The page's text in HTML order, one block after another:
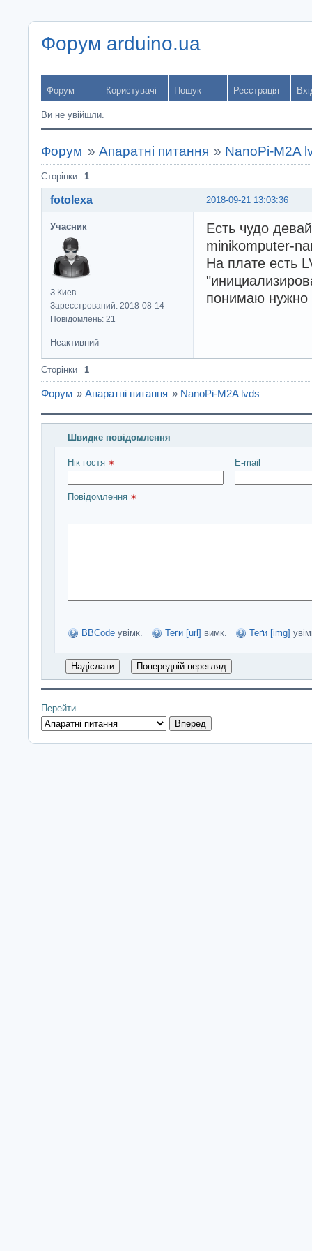
Форум arduino.ua
Форум Користувачі Пошук Реєстрація
Ви не увійшли.
Форум » Апаратні питання » NanoPi-M2A
Сторінки 1
2018-09-21 13:03:36
fotolexa
Учасник
З Киев
Зареєстрований: 2018-08-14
Повідомлень: 21
Есть чудо
minikomputer-
На плате есть
понимаю нужно
Неактивний
Сторінки 1
Форум » Апаратні питання » NanoPi-M2A lvds
Швидке повідомлення
Введіть повідомлення і натисніть Надіслати
Нік гостя E-mail
Повідомлення
BBCode увімк. Теґи [url] вимк. Теґи [img]
Перейти